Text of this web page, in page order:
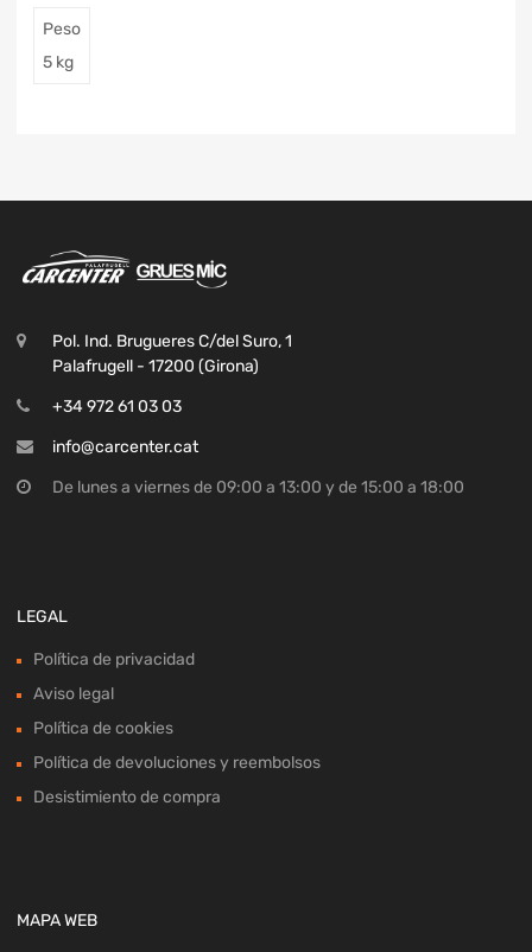
Peso
5 kg
Pol. Ind. Brugueres C/del Suro, 1
Palafrugell - 17200 (Girona)
+34 972 61 03 03
info@carcenter.cat
De lunes a viernes de 09:00 a 13:00 y de 15:00 a 18:00
LEGAL
Política de privacidad
Aviso legal
Política de cookies
Política de devoluciones y reembolsos
Desistimiento de compra
MAPA WEB